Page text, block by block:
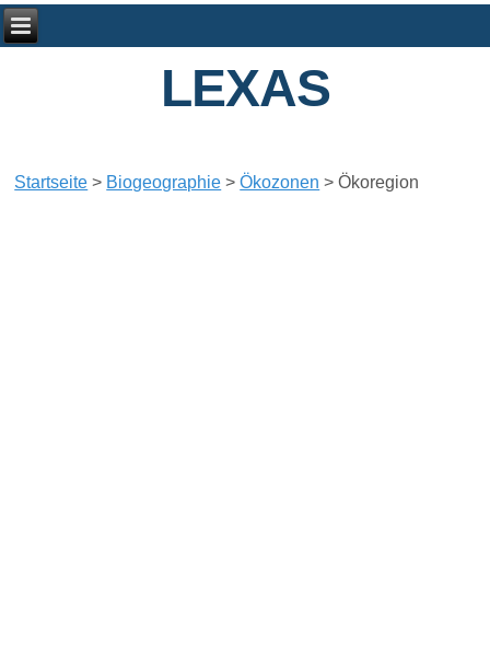
LEXAS
Startseite > Biogeographie >Ökozonen >Ökoregion